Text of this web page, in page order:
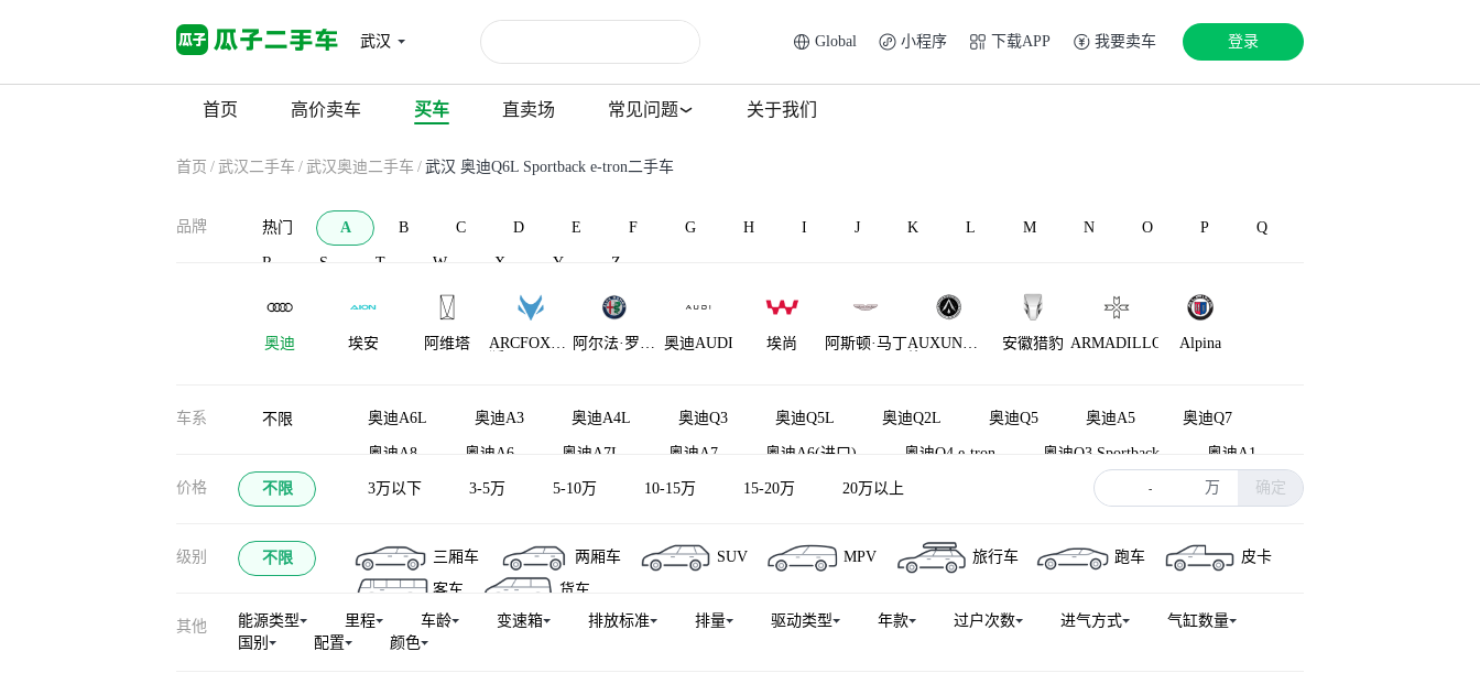
武汉 Global 小程序 下载APP 我要卖车 登录
首页 高价卖车 买车 直卖场 常见问题 关于我们
首页 / 武汉二手车 / 武汉奥迪二手车 / 武汉 奥迪Q6L Sportback e-tron二手车
品牌 热门 A B C D E F G H I J K L M N O P Q
R S T W X Y Z
奥迪 埃安 阿维塔
ARCFOX极 阿尔法·罗密 奥迪AUDI 埃尚 阿斯顿·马丁AUXUN傲
安徽猎豹 ARMADILLO Alpina
AC Schnitzer 安凯客车 AM晓奥
车系 不限 奥迪A6L 奥迪A3 奥迪A4L 奥迪Q3 奥迪Q5L 奥迪Q2L 奥迪Q5 奥迪A5 奥迪Q7
奥迪A8 奥迪A6 奥迪A7L 奥迪A7 奥迪A6(进口) 奥迪Q4 e-tron 奥迪Q3 Sportback 奥迪A1
奥迪Q2L e-tron 奥迪TT 奥迪A3(进口) 奥迪A4(进口) 奥迪A6L新能源 奥迪Q5L Sportback
奥迪S5 奥迪e-tron(进口) 奥迪Q7（平行进口） 奥迪RS 5 奥迪Q3(进口) 奥迪RS 7 奥迪RS 4
奥迪S6 奥迪RS 3 奥迪A5L Sportback
奥迪Q7新能源 奥迪A8新能源 奥迪SQ5 奥迪A6L e-tron 奥迪e-tron GT 奥迪SQ7 奥迪RS Q8
价格 不限 3万以下 3-5万 5-10万 10-15万 15-20万 20万以上 - 万 确定
级别 不限 三厢车 两厢车 SUV MPV 旅行车 跑车
皮卡
客车
货车
其他 能源类型 里程 车龄 变速箱 排放标准 排量 驱动类型 年款 过户次数 进气方式
气缸数量
国别
配置 颜色